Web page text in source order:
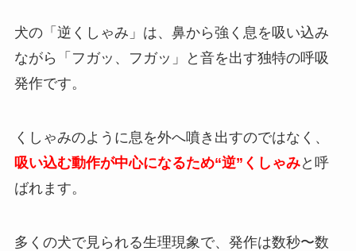
犬の「逆くしゃみ」は、鼻から強く息を吸い込み
ながら「フガッ、フガッ」と音を出す独特の呼吸
発作です。
くしゃみのように息を外へ噴き出すのではなく、
吸い込む動作が中心になるため“逆”くしゃみと呼
ばれます。
多くの犬で見られる生理現象で、発作は数秒〜数